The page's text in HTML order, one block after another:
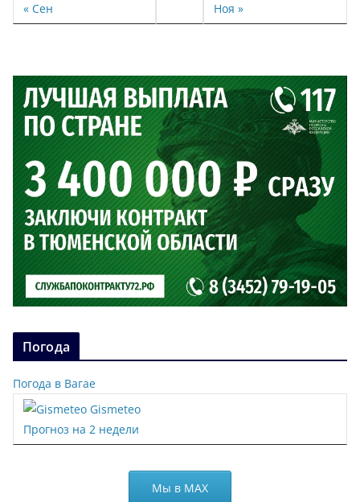
« Сен Ноя »
Погода
Погода в Вагае
Gismeteo
Прогноз на 2 недели
Мы в МАХ